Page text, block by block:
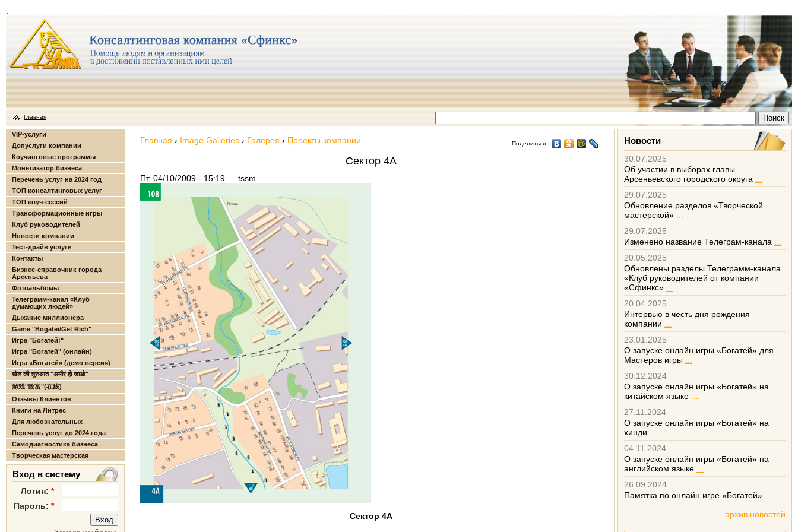
Главная
VIP-услуги
Допуслуги компании
Коучинговые программы
Монетизатор бизнеса
Перечень услуг на 2024 год
ТОП консалтинговых услуг
ТОП коуч-сессий
Трансформационные игры
Клуб руководителей
Новости компании
Тест-драйв услуги
Контакты
Бизнес-справочник города
Арсеньева
Фотоальбомы
Телеграмм-канал «Клуб
думающих людей»
Дыхание миллионера
Game "Bogatei/Get Rich"
Игра "Богатей!"
Игра "Богатей" (онлайн)
Игра «Богатей» (демо версия)
खेल की शुरुआत "अमीर हो जाओ"
游戏"致富"(在线)
Отзывы Клиентов
Книги на Литрес
Для любознательных
Перечень услуг до 2024 года
Самодиагностика бизнеса
Творческая мастерская
Вход в систему
Логин: *
Пароль: *
Поделиться
Главная › Image Galleries › Галерея › Проекты компании
Сектор 4А
Пт, 04/10/2009 - 15:19 — tssm
Сектор 4А
Новости
30.07.2025
Об участии в выборах главы
Арсеньевского городского округа
29.07.2025
Обновление разделов «Творческой
мастерской»
29.07.2025
Изменено название Телеграм-канала
20.05.2025
Обновлены разделы Телеграмм-канала
«Клуб руководителей от компании
«Сфинкс»
20.04.2025
Интервью в честь дня рождения
компании
23.01.2025
О запуске онлайн игры «Богатей» для
Мастеров игры
30.12.2024
О запуске онлайн игры «Богатей» на
китайском языке
27.11.2024
О запуске онлайн игры «Богатей» на
хинди
04.11.2024
О запуске онлайн игры «Богатей» на
английском языке
26.09.2024
Памятка по онлайн игре «Богатей»
архив новостей